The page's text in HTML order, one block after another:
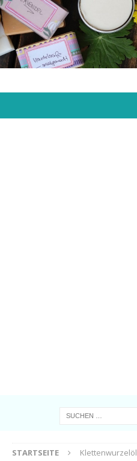
STARTSEITE Klettenwurzelöl